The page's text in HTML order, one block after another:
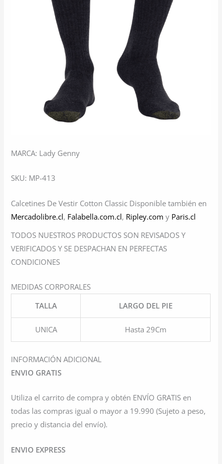
MARCA: Lady Genny
SKU: MP-413
Calcetines De Vestir Cotton Classic Disponible también en
Mercadolibre.cl, Falabella.com.cl, Ripley.com y Paris.cl
TODOS NUESTROS PRODUCTOS SON REVISADOS Y
VERIFICADOS Y SE DESPACHAN EN PERFECTAS
CONDICIONES
MEDIDAS CORPORALES
TALLA
LARGO DEL PIE
UNICA Hasta 29Cm
INFORMACIÓN ADICIONAL
ENVIO GRATIS
Utiliza el carrito de compra y obtén ENVÍO GRATIS en
todas las compras igual o mayor a 19.990 (Sujeto a peso,
precio y distancia del envío).
ENVIO EXPRESS